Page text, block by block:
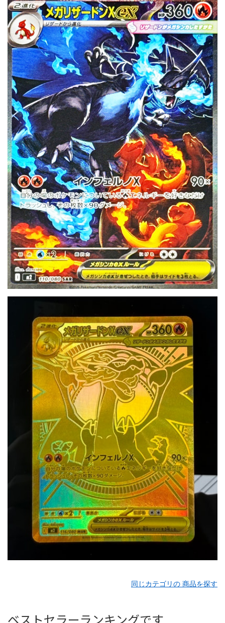
同じカテゴリの 商品を探す
ベストセラーランキングです